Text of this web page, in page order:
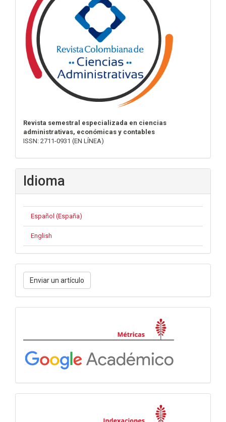
Revista semestral especializada en ciencias
administrativas, económicas y contables
ISSN: 2711-0931 (EN LÍNEA)
Idioma
Español (España)
English
Enviar
un
artículo
Enviar un artículo